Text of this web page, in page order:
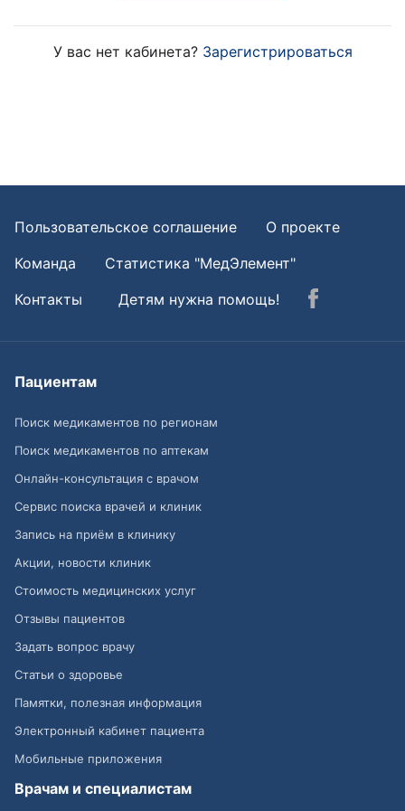
У вас нет кабинета? Зарегистрироваться
Пользовательское соглашение
О проекте
Команда
Статистика "МедЭлемент"
Контакты
Детям нужна помощь!
Пациентам
Поиск медикаментов по регионам
Поиск медикаментов по аптекам
Онлайн-консультация с врачом
Сервис поиска врачей и клиник
Запись на приём в клинику
Акции, новости клиник
Стоимость медицинских услуг
Отзывы пациентов
Задать вопрос врачу
Статьи о здоровье
Памятки, полезная информация
Электронный кабинет пациента
Мобильные приложения
Врачам и специалистам